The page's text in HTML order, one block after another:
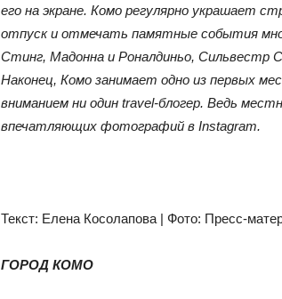
его на экране. Комо регулярно украшает
отпуск и отмечать памятные события
Стинг, Мадонна и Роналдиньо, Сильвестр
Наконец, Комо занимает одно из первых
вниманием ни один travel-блогер. Ведь
впечатляющих фотографий в Instagram.
Текст: Елена Косолапова | Фото: Пресс-
ГОРОД КОМО